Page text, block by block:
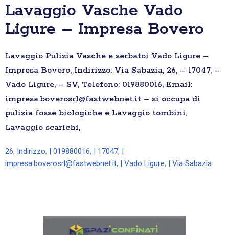
Lavaggio Vasche Vado
Ligure – Impresa Bovero
Lavaggio Pulizia Vasche e serbatoi Vado Ligure –
Impresa Bovero, Indirizzo: Via Sabazia, 26, – 17047, –
Vado Ligure, – SV, Telefono: 019880016, Email:
impresa.boverosrl@fastwebnet.it – si occupa di
pulizia fosse biologiche e Lavaggio tombini,
Lavaggio scarichi,
26, Indirizzo, | 019880016, | 17047,
impresa.boverosrl@fastwebnet.it, | Vado Ligure, | Via Sabazia